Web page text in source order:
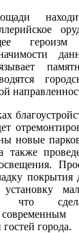
новые
покрытия
что
города.